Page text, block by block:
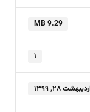
9.29 MB
۱
۲۸, ۱۳۹۹